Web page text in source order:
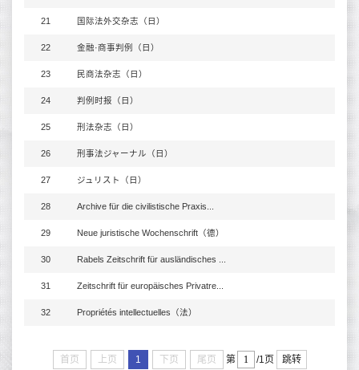
21 国际法外交杂志（日）
22 金融·商事判例（日）
23 民商法杂志（日）
24 判例时报（日）
25 刑法杂志（日）
26 刑事法ジャーナル（日）
27 ジュリスト（日）
28 Archive für die civilistische Praxis...
29 Neue juristische Wochenschrift（德）
30 Rabels Zeitschrift für ausländisches ...
31 Zeitschrift für europäisches Privatre...
32 Propriétés intellectuelles（法）
首页 上页 1 下页 尾页 第 /1页 跳转